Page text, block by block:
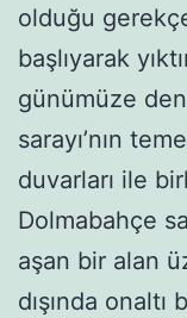
olduğu
başlıyarak
günümüze
sarayı’nın
duvarları ile
Dolmabahçe
aşan bir alan
dışında